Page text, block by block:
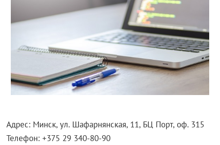
Адрес: Минск, ул. Шафарнянская, 11, БЦ Порт, оф. 315
Телефон: +375 29 340-80-90